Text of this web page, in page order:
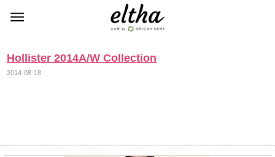
Hollister 2014A/W Collection
2014-08-18